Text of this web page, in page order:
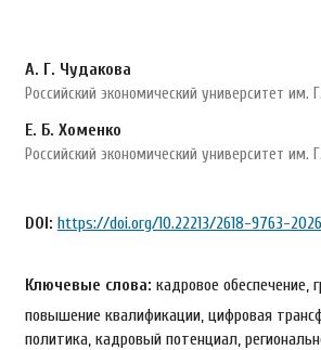
А. Г. Чудакова
Российский экономический университет им.
Е. Б. Хоменко
Российский экономический университет им.
DOI: https://doi.org/10.22213/2618-9763-
Ключевые слова: кадровое обеспечение,
повышение квалификации, цифровая
политика, кадровый потенциал,